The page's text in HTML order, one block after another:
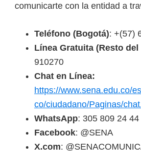
comunicarte con la entidad a
Teléfono (Bogotá): +(57)
Línea Gratuita (Resto del
910270
Chat en Línea:
https://www.sena.edu.co/
co/ciudadano/Paginas/
WhatsApp: 305 809 24 44
Facebook: @SENA
X.com: